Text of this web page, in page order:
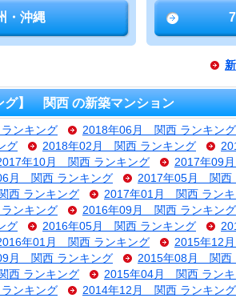
・沖縄
グ】 関西 の新築マンション
ンキング
2018年06月 関西 ランキング
グ
2018年02月 関西 ランキング
年10月 関西 ランキング
2017年09
月 関西 ランキング
2017年05月 関西
西 ランキング
2017年01月 関西 ランキ
ンキング
2016年09月 関西 ランキング
グ
2016年05月 関西 ランキング
年01月 関西 ランキング
2015年12
月 関西 ランキング
2015年08月 関西
西 ランキング
2015年04月 関西 ランキ
ンキング
2014年12月 関西 ランキング